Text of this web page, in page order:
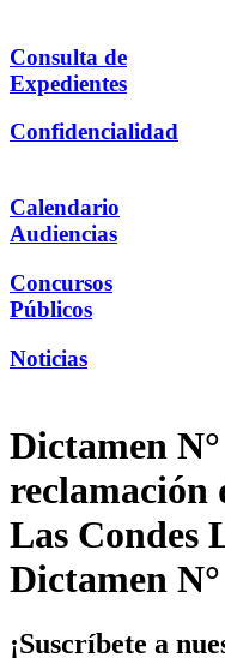
Consulta de
Expedientes
Confidencialidad
Calendario
Audiencias
Concursos
Públicos
Noticias
Dictamen
reclamación
Las Condes
Dictamen
¡Suscríbete a